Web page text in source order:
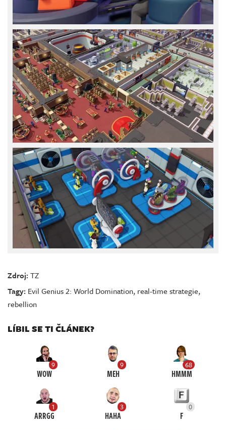
Zdroj:TZ
Tagy: Evil Genius 2: World Domination, real-time strategie,
rebellion
LÍBIL SE TI ČLÁNEK?
9
WOW
9
MEH
68
HMMM
1
ARRGG
3
HAHA
0
F